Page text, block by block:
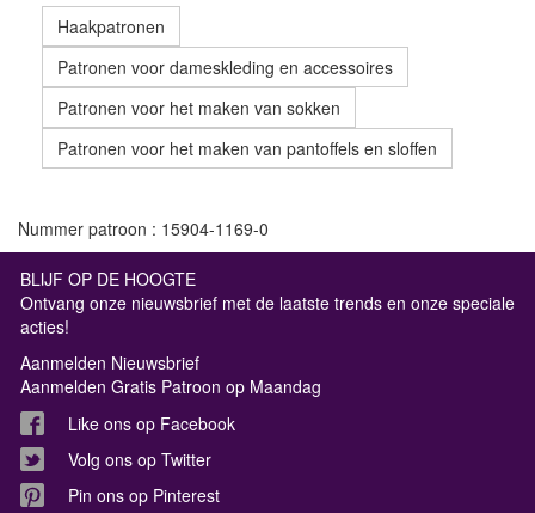
Haakpatronen
Patronen voor dameskleding en accessoires
Patronen voor het maken van sokken
Patronen voor het maken van pantoffels en sloffen
Nummer patroon : 15904-1169-0
BLIJF OP DE HOOGTE
Ontvang onze nieuwsbrief met de laatste trends en onze speciale
acties!
Aanmelden Nieuwsbrief
Aanmelden Gratis Patroon op Maandag
Like ons op Facebook
Volg ons op Twitter
Pin ons op Pinterest